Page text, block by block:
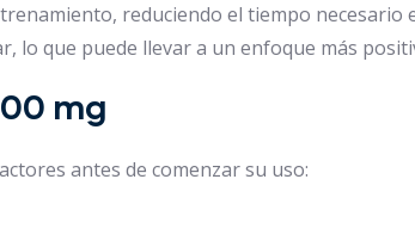
reduciendo el tiempo necesario
lo que puede llevar a un enfoque más
mg
antes de comenzar su uso: